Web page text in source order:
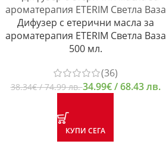
Дифузер с етерични масла за
ароматерапия ETERIM Светла Ваза
500 мл.
(36)
38.34€/ 74.99 лв.34.99€/ 68.43 лв.
КУПИ СЕГА